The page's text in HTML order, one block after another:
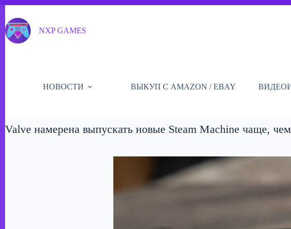
сути
NXP GAMES
НОВОСТИ ВЫКУП С AMAZON / EBAY
Valve намерена выпускать новые Steam Machine чаще,